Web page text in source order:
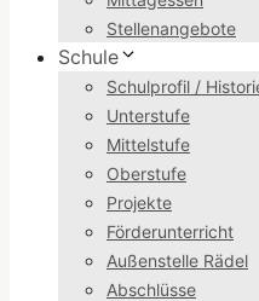
Stellenangebote
Schule
Schulprofil /
Unterstufe
Mittelstufe
Oberstufe
Projekte
Förderunterricht
Außenstelle Rädel
Abschlüsse